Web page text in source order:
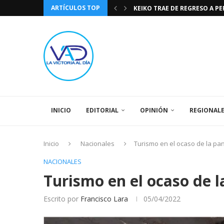
ARTÍCULOS TOP
TASA DE CAMBIO BCV 04 DE
INICIO EDITORIAL OPINIÓN
Inicio Nacionales
Turismo en el ocaso de la
NACIONALES
Turismo en el ocaso de
Escrito por Francisco Lara 05/04/2022